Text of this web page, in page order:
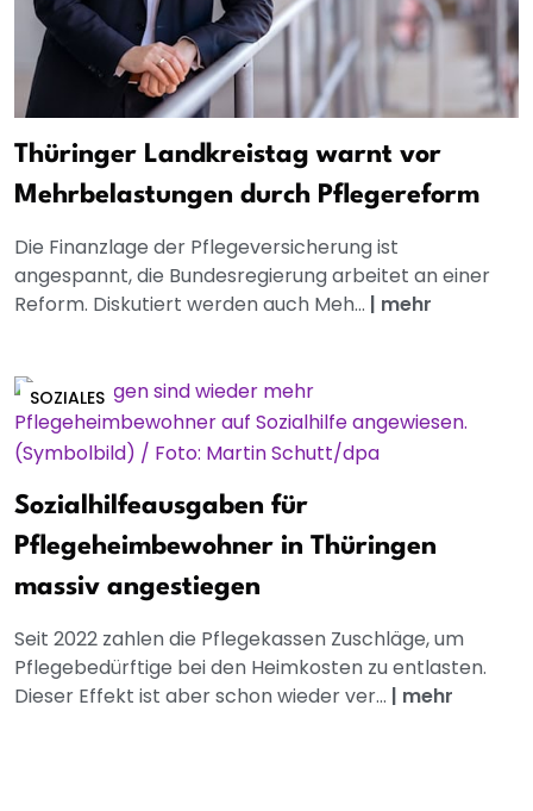
Thüringer Landkreistag warnt vor
Mehrbelastungen durch Pflegereform
Die Finanzlage der Pflegeversicherung ist
angespannt, die Bundesregierung arbeitet an einer
Reform. Diskutiert werden auch Meh... | mehr
SOZIALES
Sozialhilfeausgaben für
Pflegeheimbewohner in Thüringen
massiv angestiegen
Seit 2022 zahlen die Pflegekassen Zuschläge, um
Pflegebedürftige bei den Heimkosten zu entlasten.
Dieser Effekt ist aber schon wieder ver... | mehr